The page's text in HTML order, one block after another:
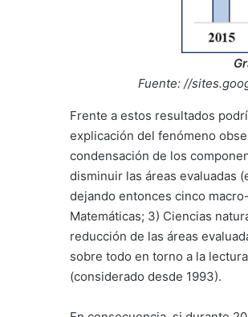
Fuente: //
Frente a estos resultados
explicación del fenómeno
condensación de los
disminuir las áreas evaluadas
dejando entonces cinco
Matemáticas; 3) Ciencias
reducción de las áreas
sobre todo en torno a la
(considerado desde 1993).